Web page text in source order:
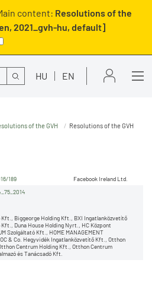
content: Resolutions of the
2021_gvh-hu, default]
HU EN
of the GVH Resolutions of the GVH
189
Facebook Ireland Ltd.
Biggeorge Holding Kft., BXI Ingatlanközvetítő
Duna House Holding Nyrt., HC Központ
Szolgáltató Kft., HOME MANAGEMENT
& Co. Hegyvidék Ingatlanközvetítő Kft., Otthon
Centrum Holding Kft., Otthon Centrum
és Tanácsadó Kft.